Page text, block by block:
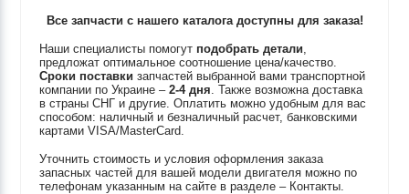
Все запчасти с нашего каталога доступны для заказа!
Наши специалисты помогут подобрать детали,
предложат оптимальное соотношение цена/качество.
Сроки поставки запчастей выбранной вами транспортной
компании по Украине –2-4 дня. Также возможна доставка
в страны СНГ и другие. Оплатить можно удобным для вас
способом: наличный и безналичный расчет, банковскими
картами VISA/MasterCard.
Уточнить стоимость и условия оформления заказа
запасных частей для вашей модели двигателя можно по
телефонам указанным на сайте в разделе – Контакты.